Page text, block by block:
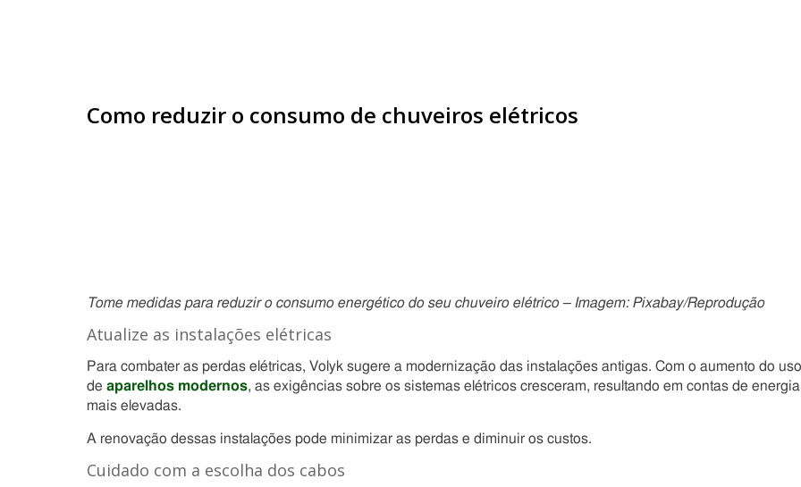
Como reduzir o consumo de chuveiros elétricos
Tome medidas para reduzir o consumo energético do seu chuveiro elétrico – Imagem: Pixabay/Reprodução
Atualize as instalações elétricas
Para combater as perdas elétricas, Volyk sugere a modernização das instalações antigas. Com o aumento do uso
de aparelhos modernos, as exigências sobre os sistemas elétricos cresceram, resultando em contas de energia
mais elevadas.
A renovação dessas instalações pode minimizar as perdas e diminuir os custos.
Cuidado com a escolha dos cabos